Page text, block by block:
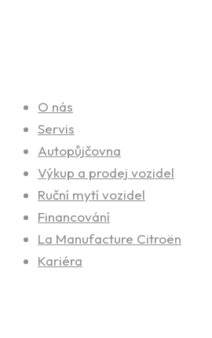
O nás
Servis
Autopůjčovna
Výkup a prodej vozidel
Ruční mytí vozidel
Financování
La Manufacture Citroën
Kariéra